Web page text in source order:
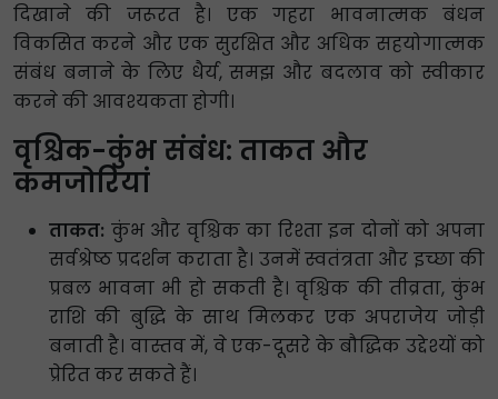
दिखाने की जरूरत है। एक गहरा भावनात्मक बंधन
विकसित करने और एक सुरक्षित और अधिक सहयोगात्मक
संबंध बनाने के लिए धैर्य, समझ और बदलाव को स्वीकार
करने की आवश्यकता होगी।
वृश्चिक-कुंभ संबंध: ताकत और
कमजोरियां
ताकत: कुंभ और वृश्चिक का रिश्ता इन दोनों को अपना
सर्वश्रेष्ठ प्रदर्शन कराता है। उनमें स्वतंत्रता और इच्छा की
प्रबल भावना भी हो सकती है। वृश्चिक की तीव्रता, कुंभ
राशि की बुद्धि के साथ मिलकर एक अपराजेय जोड़ी
बनाती है। वास्तव में, वे एक-दूसरे के बौद्धिक उद्देश्यों को
प्रेरित कर सकते हैं।